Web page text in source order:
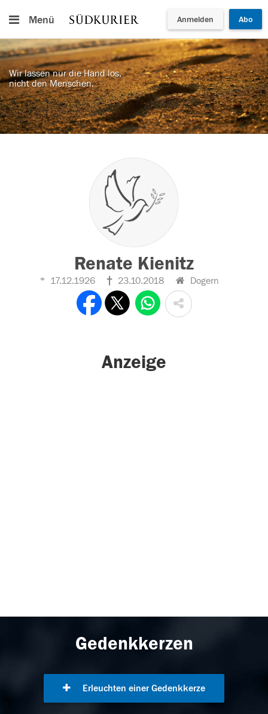
Menü Anmelden Abo
Wir lassen nur die Hand los,
nicht den Menschen.
Renate Kienitz
17.12.1926 23.10.2018 Dogern
Anzeige
Gedenkkerzen
Erleuchten einer Gedenkkerze